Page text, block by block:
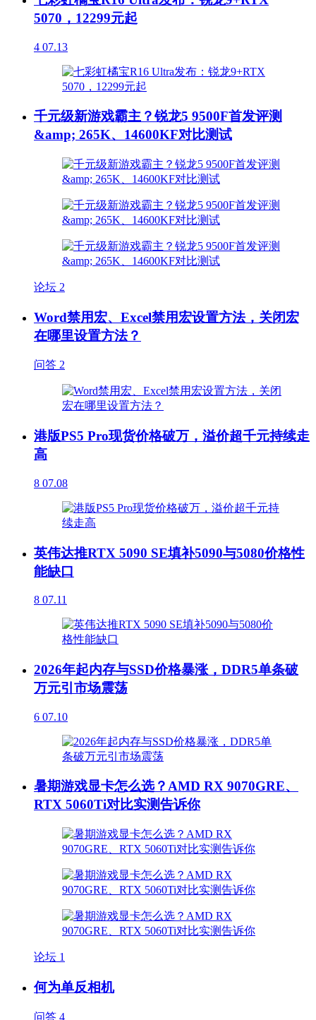
5070，12299元起
4 07.13
千元级新游戏霸主？锐龙5 9500F首发评测
&amp; 265K、14600KF对比测试
论坛 2
Word禁用宏、Excel禁用宏设置方法，关闭宏
在哪里设置方法？
问答 2
港版PS5 Pro现货价格破万，溢价超千元持续走
高
8 07.08
英伟达推RTX 5090 SE填补5090与5080价格性
能缺口
8 07.11
2026年起内存与SSD价格暴涨，DDR5单条破
万元引市场震荡
6 07.10
暑期游戏显卡怎么选？AMD RX 9070GRE、
RTX 5060Ti对比实测告诉你
论坛 1
何为单反相机
问答 4